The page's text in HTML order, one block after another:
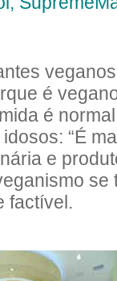
é
é
“É
e
se
factível.